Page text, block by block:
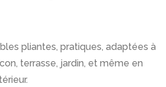
pliantes, pratiques, adaptées à
terrasse, jardin, et même en